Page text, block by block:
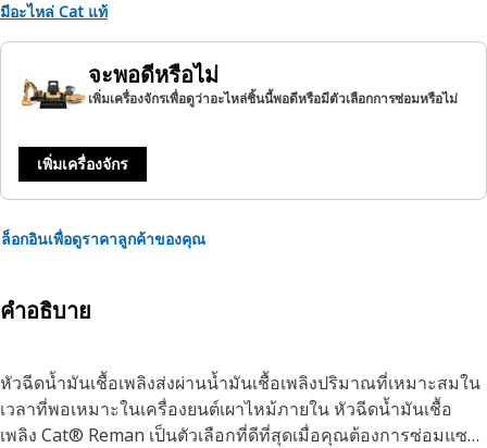
มีอะไหล่ Cat แท้
จะพอดีหรือไม่
เพิ่มเครื่องจักรเพื่อดูว่าอะไหล่ชิ้นนี้พอดีหรือมีตัวเลือกการซ่อมหรือไม่
เพิ่มเครื่องจักร
ล็อกอินเพื่อดูราคาลูกค้าของคุณ
คำอธิบาย
หัวฉีดน้ำมันเชื้อเพลิงส่งผ่านน้ำมันเชื้อเพลิงปริมาณที่เหมาะสมใน
เวลาที่พอเหมาะในเครื่องยนต์เผาไหม้ภายใน หัวฉีดน้ำมันเชื้อ
เพลิง Cat® Reman เป็นตัวเลือกที่ดีที่สุดเมื่อคุณต้องการซ่อมแซม